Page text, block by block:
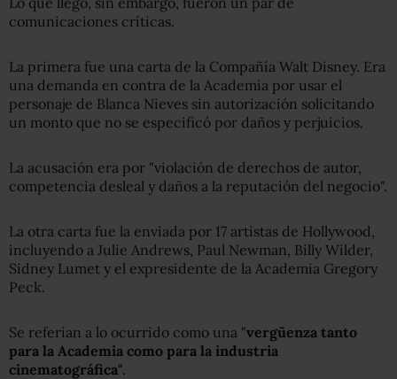
comunicaciones críticas.
La primera fue una carta de la Compañía Walt Disney. Era
una demanda en contra de la Academia por usar el
personaje de Blanca Nieves sin autorización solicitando
un monto que no se especificó por daños y perjuicios.
La acusación era por "violación de derechos de autor,
competencia desleal y daños a la reputación del negocio".
La otra carta fue la enviada por 17 artistas de Hollywood,
incluyendo a Julie Andrews, Paul Newman, Billy Wilder,
Sidney Lumet y el expresidente de la Academia Gregory
Peck.
Se referían a lo ocurrido como una "vergüenza tanto
para la Academia como para la industria
cinematográfica".